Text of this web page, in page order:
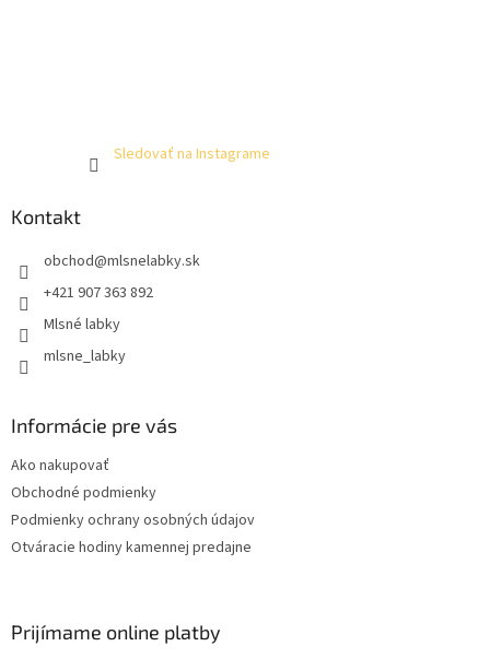
Sledovať na Instagrame
Kontakt
obchod@mlsnelabky.sk
+421 907 363 892
Mlsné labky
mlsne_labky
Informácie pre vás
Ako nakupovať
Obchodné podmienky
Podmienky ochrany osobných údajov
Otváracie hodiny kamennej predajne
Prijímame online platby